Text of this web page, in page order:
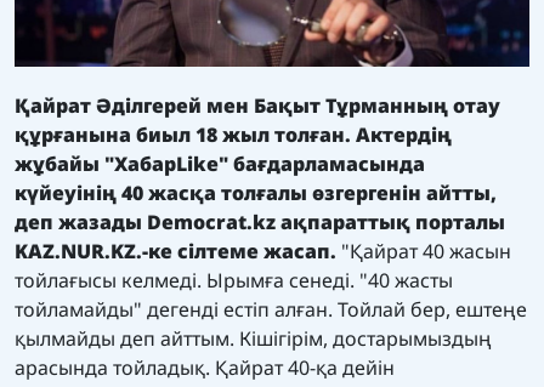
Қайрат Әділгерей мен Бақыт Тұрманның отау
құрғанына биыл 18 жыл толған. Актердің
жұбайы "ХабарLike" бағдарламасында
күйеуінің 40 жасқа толғалы өзгергенін айтты,
деп жазады Democrat.kz ақпараттық порталы
KAZ.NUR.KZ.-ке сілтеме жасап. "Қайрат 40 жасын
тойлағысы келмеді. Ырымға сенеді. "40 жасты
тойламайды" дегенді естіп алған. Тойлай бер, ештеңе
қылмайды деп айттым. Кішігірім, достарымыздың
арасында тойладық. Қайрат 40-қа дейін